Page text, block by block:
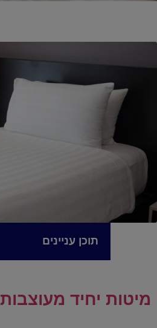
תוכן עניינים
מיטות יחיד מעוצבות